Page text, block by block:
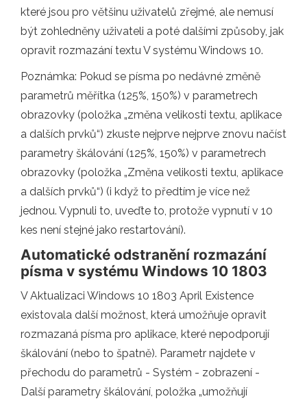
které jsou pro většinu uživatelů zřejmé, ale nemusí
být zohledněny uživateli a poté dalšími způsoby, jak
opravit rozmazání textu V systému Windows 10.
Poznámka: Pokud se písma po nedávné změně
parametrů měřítka (125%, 150%) v parametrech
obrazovky (položka „změna velikosti textu, aplikace
a dalších prvků“) zkuste nejprve nejprve znovu načíst
parametry škálování (125%, 150%) v parametrech
obrazovky (položka „Změna velikosti textu, aplikace
a dalších prvků“) (i když to předtím je více než
jednou. Vypnuli to, uveďte to, protože vypnutí v 10
kes není stejné jako restartování).
Automatické odstranění rozmazání
písma v systému Windows 10 1803
V Aktualizaci Windows 10 1803 April Existence
existovala další možnost, která umožňuje opravit
rozmazaná písma pro aplikace, které nepodporují
škálování (nebo to špatně). Parametr najdete v
přechodu do parametrů - Systém - zobrazení -
Další parametry škálování, položka „umožňují